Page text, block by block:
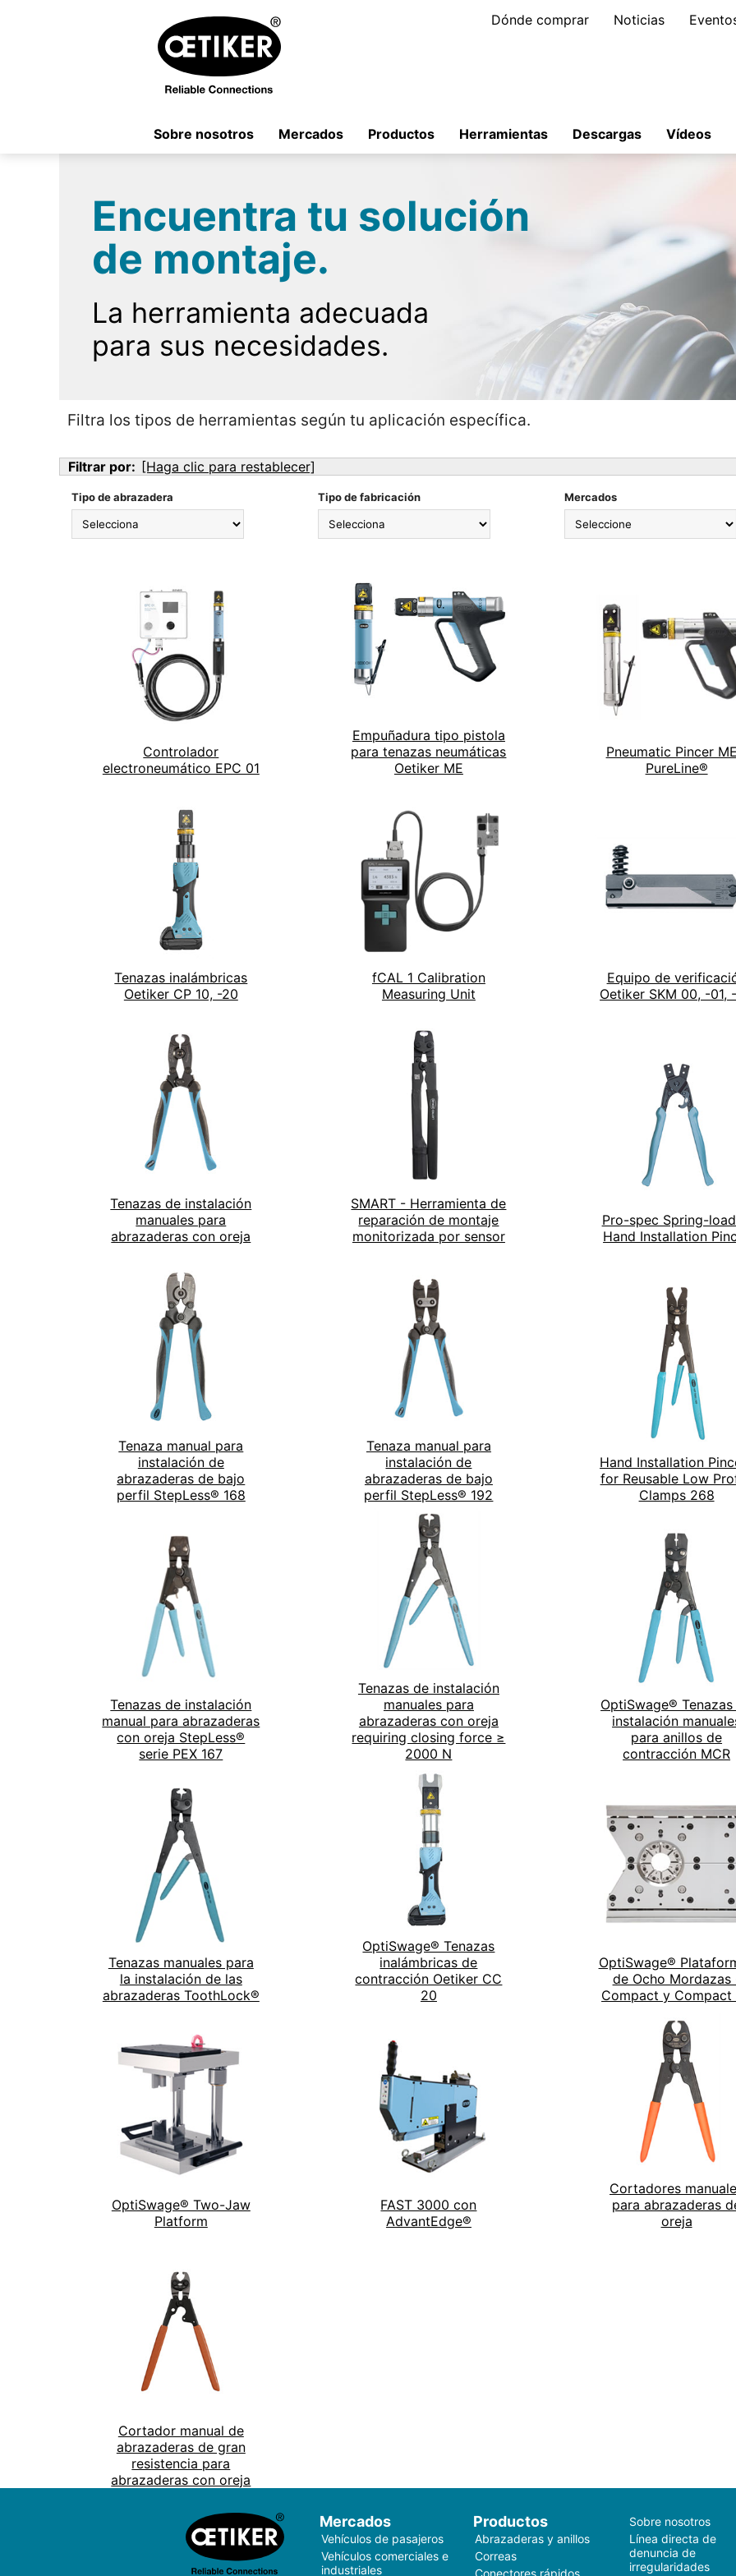
Dónde comprar Noticias
Sobre nosotros Mercados Productos Herramientas Descargas Vídeos
Encuentra tu solución
de montaje.
La herramienta adecuada
para sus necesidades.
Filtra los tipos de herramientas según tu aplicación específica.
Filtrar por: [Haga clic para restablecer]
Tipo de abrazadera Tipo de fabricación Mercados
Controlador
electroneumático EPC 01
Empuñadura tipo pistola
para tenazas neumáticas
Oetiker ME
Pneumatic Pincer
PureLine®
Tenazas inalámbricas
Oetiker CP 10, -20
fCAL 1 Calibration
Measuring Unit
Equipo de
Oetiker SKM 00, -01,
Tenazas de instalación
manuales para
abrazaderas con oreja
SMART - Herramienta de
reparación de montaje
monitorizada por sensor
Pro-spec Spring-
Hand Installation
Tenaza manual para
instalación de
abrazaderas de bajo
perfil StepLess® 168
Tenaza manual para
instalación de
abrazaderas de bajo
perfil StepLess® 192
Hand Installation
for Reusable Low
Clamps 268
Tenazas de instalación
manual para abrazaderas
con oreja StepLess®
serie PEX 167
Tenazas de instalación
manuales para
abrazaderas con oreja
requiring closing force ≥
2000 N
OptiSwage®
instalación
para anillos de
contracción MCR
Tenazas manuales para
la instalación de las
abrazaderas ToothLock®
OptiSwage® Tenazas
inalámbricas de
contracción Oetiker CC
20
OptiSwage®
de Ocho Mordazas
Compact y Compact
OptiSwage® Two-Jaw
Platform
FAST 3000 con
AdvantEdge®
Cortadores
para abrazaderas
oreja
Cortador manual de
abrazaderas de gran
resistencia para
abrazaderas con oreja
Mercados
Vehículos de pasajeros
Vehículos comerciales e
industriales
Productos
Abrazaderas y anillos
Correas
Conectores rápidos
Sobre nosotros
Línea directa de
denuncia de
irregularidades